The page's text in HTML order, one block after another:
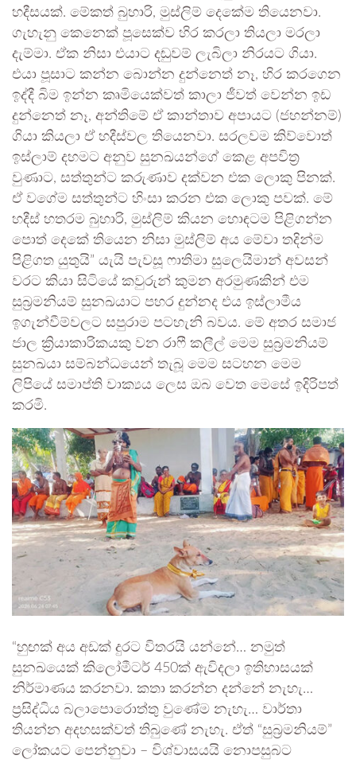
හදීසයක්. මේකත් බුහාරි, මුස්ලිම් දෙකේම තියෙනවා.
ගැහැනු කෙනෙක් පූසෙක්ව හිර කරලා තියලා මරලා
දැම්මා. ඒක නිසා එයාට දඬුවම් ලැබිලා නිරයට ගියා.
එයා පූසාට කන්න බොන්න දුන්නෙත් නෑ, හිර කරගෙන
ඉද්දී බිම ඉන්න කෘමියෙක්වත් කාලා ජීවත් වෙන්න ඉඩ
දුන්නෙත් නෑ, අන්තිමේ ඒ කාන්තාව අපායට (ජහන්නම්)
ගියා කියලා ඒ හදීස්වල තියෙනවා. සරලවම කිව්වොත්
ඉස්ලාම් දහමට අනුව සුනඛයන්ගේ කෙළ අපවිත්‍ර
වුණාට, සත්තුන්ට කරුණාව දක්වන එක ලොකු පිනක්.
ඒ වගේම සත්තුන්ට හිංසා කරන එක ලොකු පවක්. මේ
හදීස් හතරම බුහාරි, මුස්ලිම් කියන හොඳටම පිළිගන්න
පොත් දෙකේ තියෙන නිසා මුස්ලිම් අය මේවා තදින්ම
පිළිගත යුතුයි” යැයි පැවසූ ෆාතිමා සුලෙයිමාන් අවසන්
වරට කියා සිටියේ කවුරුන් කුමන අරමුණකින් එම
සුබ්‍රමනියම් සුනඛයාට පහර දුන්නද එය ඉස්ලාමීය
ඉගැන්වීම්වලට සපුරාම පටහැනි බවය. මේ අතර සමාජ
ජාල ක්‍රියාකාරිකයකු වන රාෆී කලීල් මෙම සුබ්‍රමනියම්
සුනඛයා සම්බන්ධයෙන් තැබූ මෙම සටහන මෙම
ලිපියේ සමාප්ති වාක්‍යය ලෙස ඔබ වෙත මෙසේ ඉදිරිපත්
කරමි.
“හුඟක් අය අඩක් දුරට විතරයි යන්නේ… නමුත්
සුනඛයෙක් කිලෝමීටර් 450ක් ඇවිදලා ඉතිහාසයක්
නිර්මාණය කරනවා. කතා කරන්න දන්නේ නැහැ…
ප්‍රසිද්ධිය බලාපොරොත්තු වුණේම නැහැ… වාර්තා
තියන්න අදහසක්වත් තිබුණේ නැහැ. ඒත් “සුබ්‍රමනියම්”
ලෝකයට පෙන්නුවා – විශ්වාසයයි නොපසුබට